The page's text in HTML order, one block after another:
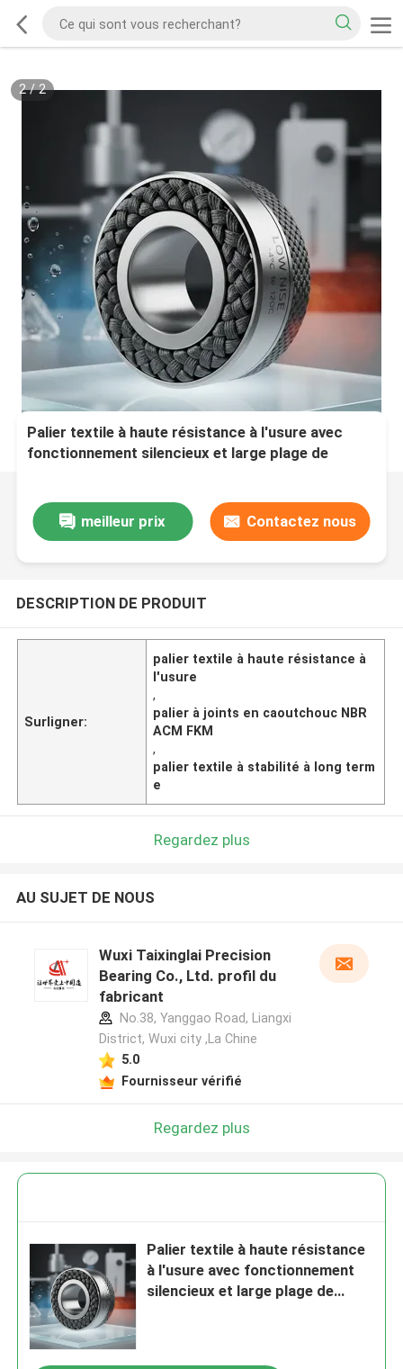
2/2
Palier textile à haute résistance à l'usure avec
fonctionnement silencieux et large plage de
meilleur prix Contactez nous
DESCRIPTION DE PRODUIT
Surligner:
palier textile à haute résistance à
l'usure
,
palier à joints en caoutchouc NBR
ACM FKM
,
palier textile à stabilité à long term
e
Regardez plus
AU SUJET DE NOUS
Wuxi Taixinglai Precision
Bearing Co., Ltd. profil du
fabricant
No.38, Yanggao Road, Liangxi
District, Wuxi city ,La Chine
5.0
Fournisseur vérifié
Regardez plus
Palier textile à haute résistance
à l'usure avec fonctionnement
silencieux et large plage de